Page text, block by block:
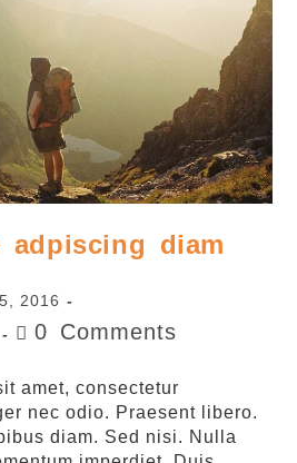
adpiscing diam
2016
0 Comments
amet, consectetur
odio. Praesent libero.
diam. Sed nisi. Nulla
imperdiet. Duis